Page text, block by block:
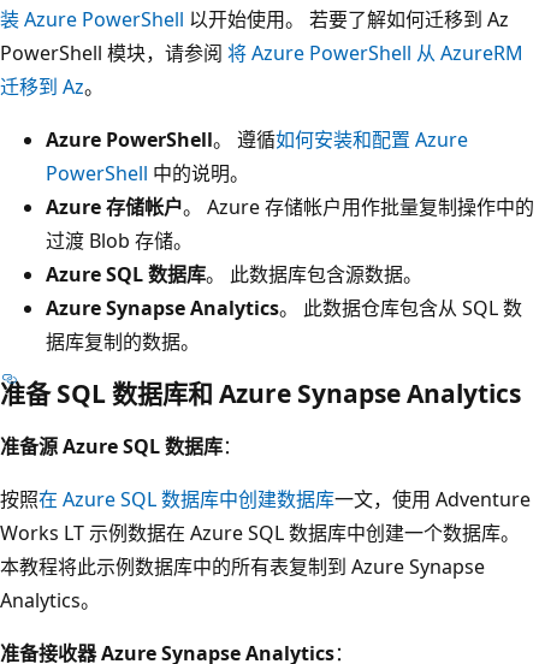
装 Azure PowerShell 以开始使用。 若要了解如何迁移到 Az
PowerShell 模块，请参阅 将 Azure PowerShell 从 AzureRM
迁移到 Az。
Azure PowerShell。 遵循如何安装和配置 Azure
PowerShell 中的说明。
Azure 存储帐户。 Azure 存储帐户用作批量复制操作中的
过渡 Blob 存储。
Azure SQL 数据库。 此数据库包含源数据。
Azure Synapse Analytics。 此数据仓库包含从 SQL 数
据库复制的数据。
准备 SQL 数据库和 Azure Synapse Analytics
准备源 Azure SQL 数据库：
按照在 Azure SQL 数据库中创建数据库一文，使用 Adventure
Works LT 示例数据在 Azure SQL 数据库中创建一个数据库。
本教程将此示例数据库中的所有表复制到 Azure Synapse
Analytics。
准备接收器 Azure Synapse Analytics：